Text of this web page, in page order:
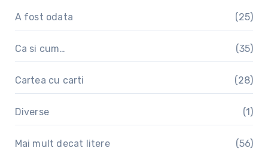
A fost odata (25)
Ca si cum… (35)
Cartea cu carti (28)
Diverse (1)
Mai mult decat litere (56)